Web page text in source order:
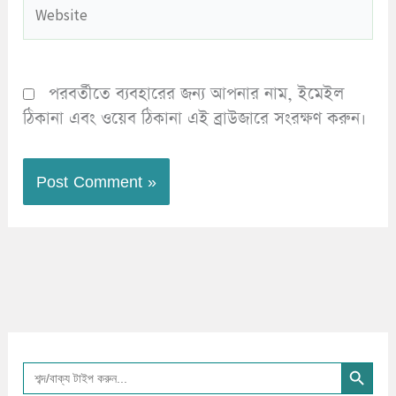
পরবর্তীতে ব্যবহারের জন্য আপনার নাম, ইমেইল
ঠিকানা এবং ওয়েব ঠিকানা এই ব্রাউজারে সংরক্ষণ করুন।
Search
for:
Search Button